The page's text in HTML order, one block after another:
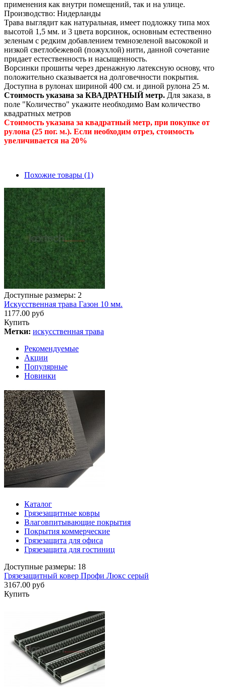
применения как внутри помещений, так и на улице.
Производство: Нидерланды
Трава выглядит как натуральная, имеет подложку типа мох
высотой 1,5 мм. и 3 цвета ворсинок, основным естественно
зеленым с редким добавлением темнозеленой высококой и
низкой светлобежевой (пожухлой) нити, данной сочетание
придает естественность и насыщенность.
Ворсинки прошиты через дренажную латексную основу, что
положительно сказывается на долговечности покрытия.
Доступна в рулонах шириной 400 см. и диной рулона 25 м.
Стоимость указана за КВАДРАТНЫЙ метр. Для заказа, в
поле "Количество" укажите необходимо Вам количество
квадратных метров
Стоимость указана за квадратный метр, при покупке от
рулона (25 пог. м.). Если необходим отрез, стоимость
увеличивается на 20%
Похожие товары (1)
Доступные размеры: 2
Искусственная трава Газон 10 мм.
1177.00 руб
Купить
Метки: искусственная трава
Рекомендуемые
Акции
Популярные
Новинки
Каталог
Грязезащитные ковры
Влаговпитывающие покрытия
Покрытия коммерческие
Грязезащита для офиса
Грязезащита для гостиниц
Доступные размеры: 18
Грязезащитный ковер Профи Люкс серый
3167.00 руб
Купить